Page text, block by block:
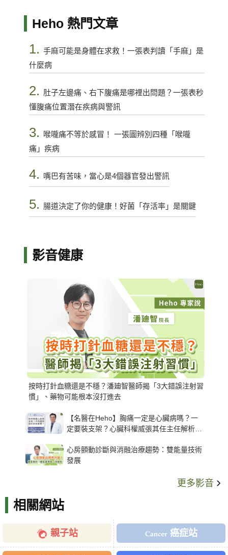
Heho 熱門文章
1. 手麻可能是身體在求救！一張表判讀「手麻」是
什麼病
2. 肚子左邊痛、右下腹痛是哪裡出問題？一張表秒
懂腹痛位置潛在疾病與警訊
3.
喉嚨痛不等於感冒！ 一張圖辨別四種「喉嚨
痛」疾病
4. 嘴巴有苦味，當心是4個器官發出警訊
5. 腸道決定了你的健康！好菌「存活率」是關鍵
影音健康
按時打針血糖還是不穩？潘廸智醫師揭「3大錯誤注射習
慣」、藥物可能根本沒打進去
【名醫在Heho】胸痛一定是心臟病嗎？一
定要裝支架？心臟科權威張其任主任解析支
心房顫動診斷與消融治療趨勢：雙能量技術
發展
更多影音
相關網站
親子站 癌症站